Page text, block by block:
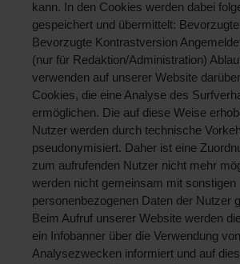
kann. In den Cookies werden dabei
gespeichert und übermittelt:
Bevorzugte Kontrastversion
(nur für Redaktion/Administration)
verwenden auf unserer Website
Cookies, die eine Analyse des
ermöglichen. Die auf diese Weise
Nutzer werden durch technische
pseudonymisiert. Daher ist eine
zum aufrufenden Nutzer nicht mehr
werden nicht gemeinsam mit sonstigen
personenbezogenen Daten der Nutzer
Beim Aufruf unserer Website werden
ein Infobanner über die Verwendung
Analysezwecken informiert und auf